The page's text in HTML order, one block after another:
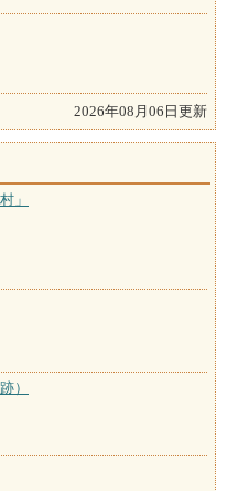
2026年08月06日更新
」
）